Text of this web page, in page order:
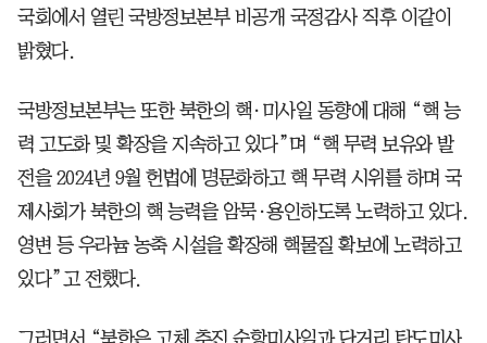
국회에서 열린 국방정보본부 비공개 국정감사 직후 이같이
밝혔다.
국방정보본부는 또한 북한의 핵·미사일 동향에 대해 “핵 능
력 고도화 및 확장을 지속하고 있다”며 “핵 무력 보유와 발
전을 2024년 9월 헌법에 명문화하고 핵 무력 시위를 하며 국
제사회가 북한의 핵 능력을 암묵·용인하도록 노력하고 있다.
영변 등 우라늄 농축 시설을 확장해 핵물질 확보에 노력하고
있다”고 전했다.
그러면서 “북한은 고체 추진 순항미사일과 단거리 탄도미사